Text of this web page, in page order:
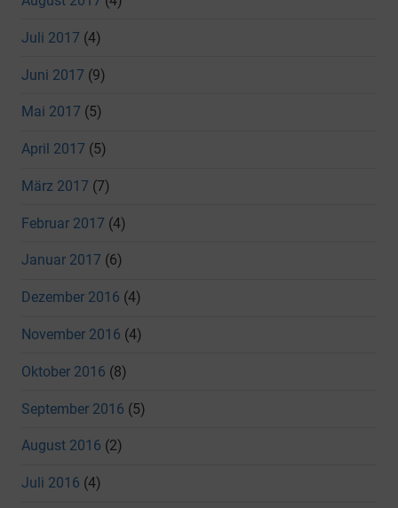
Juli 2017 (4)
Juni 2017 (9)
Mai 2017 (5)
April 2017 (5)
März 2017 (7)
Februar 2017 (4)
Januar 2017 (6)
Dezember 2016 (4)
November 2016 (4)
Oktober 2016 (8)
September 2016 (5)
August 2016 (2)
Juli 2016 (4)